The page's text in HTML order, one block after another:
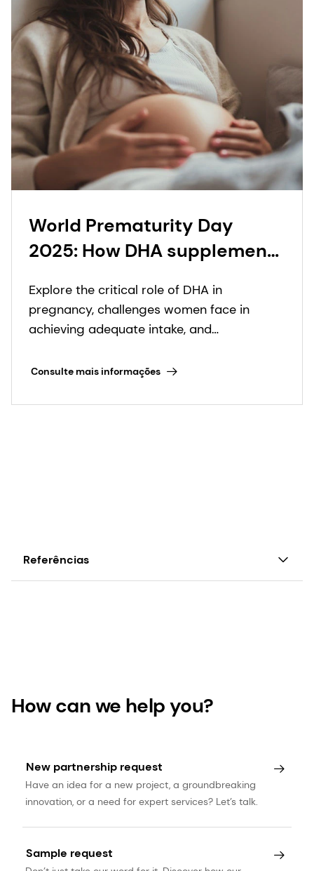
World Prematurity Day
2025: How DHA supplement
prenatal formats supports
expectant mothers and
Explore the critical role of DHA in
pregnancy, challenges women face in
achieving adequate intake, and
preterm births.
Consulte mais informações
Referências
How can we help you?
New partnership request
Have an idea for a new project, a groundbreaking
innovation, or a need for expert services? Let’s talk.
Sample request